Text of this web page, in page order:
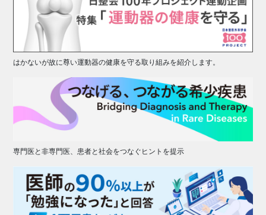
はかないが故に尊い運動器の健康を守る取り組みを紹介します。
専門医と非専門医、患者と社会をつなぐヒントを提示